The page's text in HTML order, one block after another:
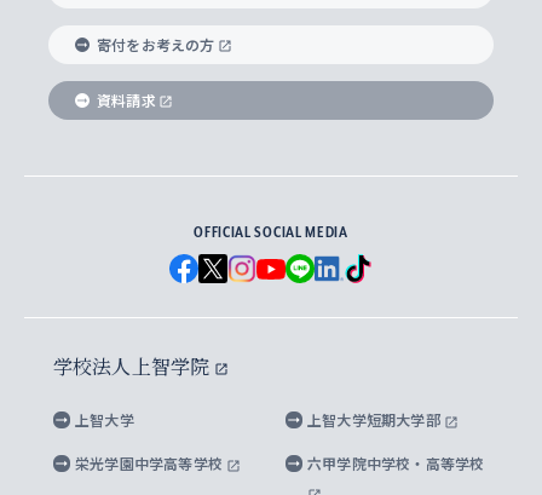
理工学部
Futures） – 持続可能な未来を考える６学科連携
実践宗教学研究科
総合人間科学研究科
経済学研究科
グローバル・スタディーズ研究科
アジア文化研究所
アメリカ・カナダ研究所
メディア・ジャーナリズム研究所
水稀少社会研究センター
先進機械・構造材料イノベーションセンター
就職（内定先）・進路統計
企業の採用ご担当者様へのご案内
Sophia Short-term Program受講生
学費・奨学金
学部入学前に出願する奨学金
国による高等教育の修学支援新制度
大学院生対象の奨学金
海外留学する際の費用と奨学金
上智大学とカトリック
国連Weeks・アフリカWeeks
ダイバーシティ＆サステナビリティへの取り組み
数字で見る上智大学
上智大学のネットワーク
父母・保証人とのネットワーク
学外とのネットワーク
上智大学の出版物
上智大学大学案内・大学院案内
英文広報誌 SOPHIA magazine
上智大学のビジュアル・アイデンティティ
上智大学ビジュアル・アイデンティティ
上智大学校歌 ・上智大学学生歌
上智大学への取材・キャンパスでの撮影について
上智大学の公開情報
上智大学の教育研究活動等の情報公表
キャンパス案内
寄付をお考えの方
資料請求
OFFICIAL SOCIAL MEDIA
学校法人上智学院
上智大学 上智大学短期大学部
栄光学園中学高等学校 六甲学院中学校・高等学校